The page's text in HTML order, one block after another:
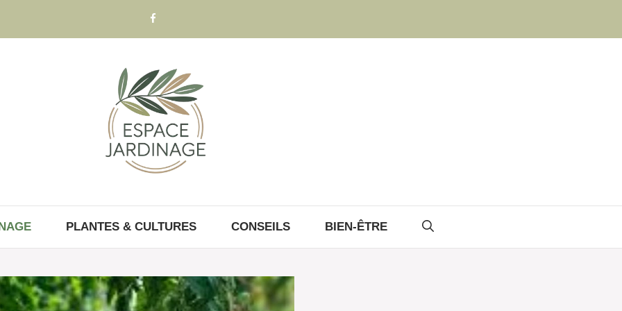
PLANTES & CULTURES CONSEILS BIEN-ÊTRE